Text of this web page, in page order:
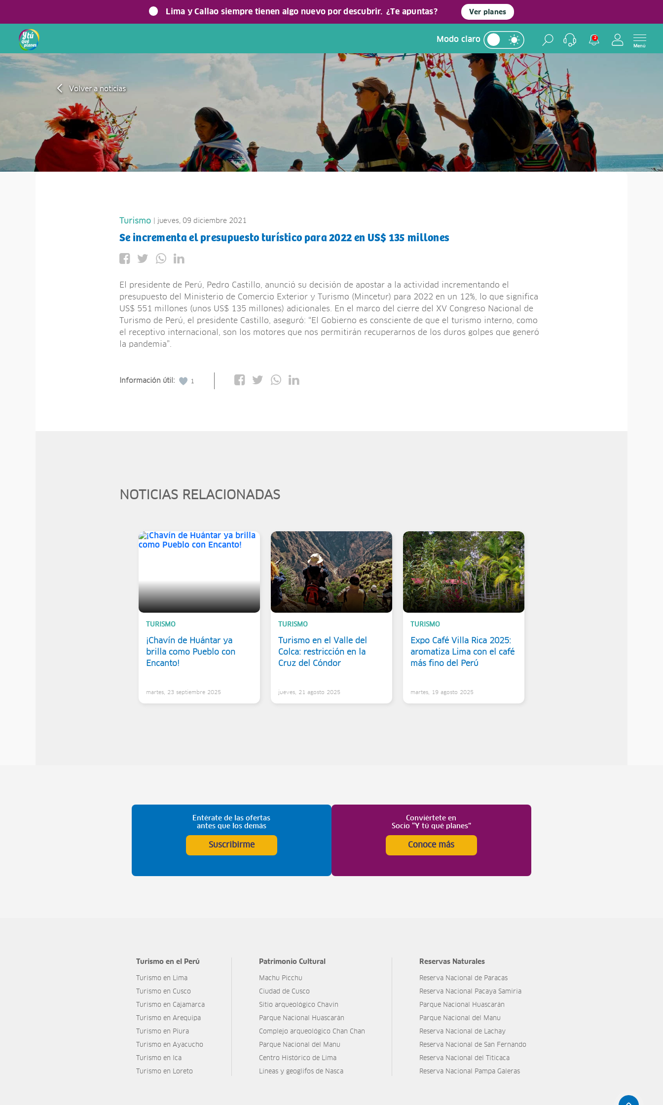
Lima y Callao siempre tienen algo nuevo por descubrir. ¿Te apuntas? Ver planes
Modo claro 2
Menú
Volver a noticias
Turismo | jueves, 09 diciembre 2021
Se incrementa el presupuesto turístico para 2022 en US$ 135 millones
El presidente de Perú, Pedro Castillo, anunció su decisión de apostar a la actividad incrementando el
presupuesto del Ministerio de Comercio Exterior y Turismo (Mincetur) para 2022 en un 12%, lo que significa
US$ 551 millones (unos US$ 135 millones) adicionales. En el marco del cierre del XV Congreso Nacional de
Turismo de Perú, el presidente Castillo, aseguró: “El Gobierno es consciente de que el turismo interno, como
el receptivo internacional, son los motores que nos permitirán recuperarnos de los duros golpes que generó
la pandemia”.
Información útil: 1
NOTICIAS RELACIONADAS
TURISMO
¡Chavín de Huántar ya
brilla como Pueblo con
Encanto!
martes, 23 septiembre 2025
TURISMO
Turismo en el Valle del
Colca: restricción en la
Cruz del Cóndor
jueves, 21 agosto 2025
TURISMO
Expo Café Villa Rica 2025:
aromatiza Lima con el café
más fino del Perú
martes, 19 agosto 2025
Entérate de las ofertas
antes que los demás
Suscribirme
Conviértete en
Socio “Y tú qué planes”
Conoce más
Turismo en el Perú
Turismo en Lima
Turismo en Cusco
Turismo en Cajamarca
Turismo en Arequipa
Turismo en Piura
Turismo en Ayacucho
Turismo en Ica
Turismo en Loreto
Patrimonio Cultural
Machu Picchu
Ciudad de Cusco
Sitio arqueológico Chavín
Parque Nacional Huascarán
Complejo arqueológico Chan Chan
Parque Nacional del Manu
Centro Histórico de Lima
Líneas y geoglifos de Nasca
Reservas Naturales
Reserva Nacional de Paracas
Reserva Nacional Pacaya Samiria
Parque Nacional Huascarán
Parque Nacional del Manu
Reserva Nacional de Lachay
Reserva Nacional de San Fernando
Reserva Nacional del Titicaca
Reserva Nacional Pampa Galeras